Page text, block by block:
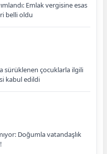
Emlak vergisine esas
belli oldu
sürüklenen çocuklarla ilgili
kabul edildi
Doğumla vatandaşlık